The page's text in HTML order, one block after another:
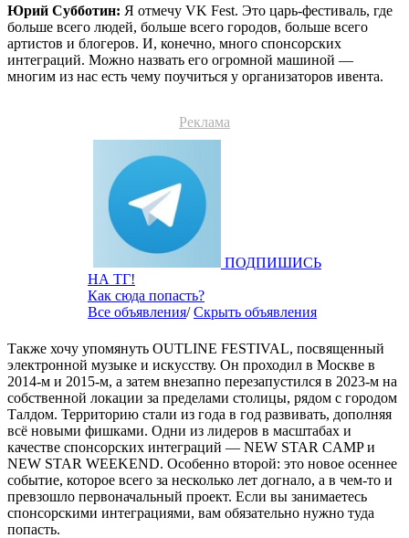
Юрий Субботин: Я отмечу VK Fest. Это царь-фестиваль, где
больше всего людей, больше всего городов, больше всего
артистов и блогеров. И, конечно, много спонсорских
интеграций. Можно назвать его огромной машиной —
многим из нас есть чему поучиться у организаторов ивента.
Реклама
ПОДПИШИСЬ
НА ТГ!
Как сюда попасть?
Все объявления/Скрыть объявления
Также хочу упомянуть OUTLINE FESTIVAL, посвященный
электронной музыке и искусству. Он проходил в Москве в
2014-м и 2015-м, а затем внезапно перезапустился в 2023-м на
собственной локации за пределами столицы, рядом с городом
Талдом. Территорию стали из года в год развивать, дополняя
всё новыми фишками. Одни из лидеров в масштабах и
качестве спонсорских интеграций — NEW STAR CAMP и
NEW STAR WEEKEND. Особенно второй: это новое осеннее
событие, которое всего за несколько лет догнало, а в чем-то и
превзошло первоначальный проект. Если вы занимаетесь
спонсорскими интеграциями, вам обязательно нужно туда
попасть.